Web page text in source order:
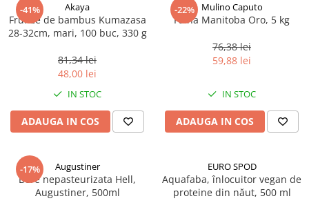
-41% Akaya
Frunze de bambus Kumazasa
28-32cm, mari, 100 buc, 330 g
81,34 lei
48,00 lei
IN STOC
ADAUGA IN COS
-22% Mulino Caputo
Faina Manitoba Oro, 5 kg
76,38 lei
59,88 lei
IN STOC
ADAUGA IN COS
-17% Augustiner
Bere nepasteurizata Hell,
Augustiner, 500ml
EURO SPOD
Aquafaba, înlocuitor vegan de
proteine ​​din năut, 500 ml